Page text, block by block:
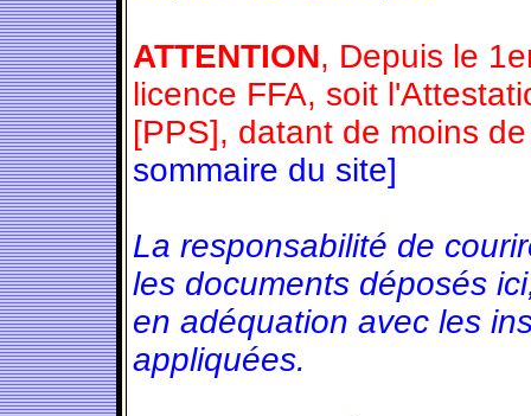
ATTENTION, Depuis le
licence FFA, soit
[PPS], datant de moins
sommaire du site]
La responsabilité de
les documents déposés
en adéquation avec les
appliquées.